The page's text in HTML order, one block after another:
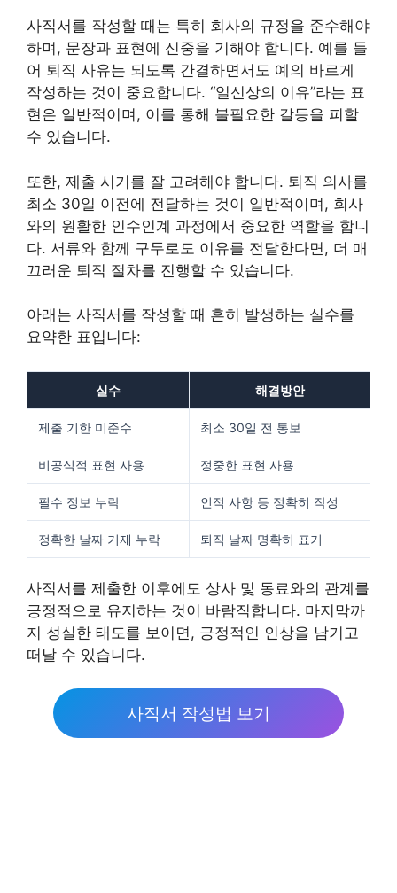
사직서를 작성할 때는 특히 회사의 규정을 준수해야
하며, 문장과 표현에 신중을 기해야 합니다. 예를 들
어 퇴직 사유는 되도록 간결하면서도 예의 바르게
작성하는 것이 중요합니다. “일신상의 이유”라는 표
현은 일반적이며, 이를 통해 불필요한 갈등을 피할
수 있습니다.
또한, 제출 시기를 잘 고려해야 합니다. 퇴직 의사를
최소 30일 이전에 전달하는 것이 일반적이며, 회사
와의 원활한 인수인계 과정에서 중요한 역할을 합니
다. 서류와 함께 구두로도 이유를 전달한다면, 더 매
끄러운 퇴직 절차를 진행할 수 있습니다.
아래는 사직서를 작성할 때 흔히 발생하는 실수를
요약한 표입니다:
실수 해결방안
제출 기한 미준수 최소 30일 전 통보
비공식적 표현 사용 정중한 표현 사용
필수 정보 누락 인적 사항 등 정확히 작성
정확한 날짜 기재 누락 퇴직 날짜 명확히 표기
사직서를 제출한 이후에도 상사 및 동료와의 관계를
긍정적으로 유지하는 것이 바람직합니다. 마지막까
지 성실한 태도를 보이면, 긍정적인 인상을 남기고
떠날 수 있습니다.
사직서 작성법 보기